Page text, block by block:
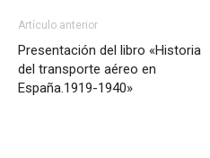
Artículo anterior
Presentación del libro «Historia
del transporte aéreo en
España.1919-1940»